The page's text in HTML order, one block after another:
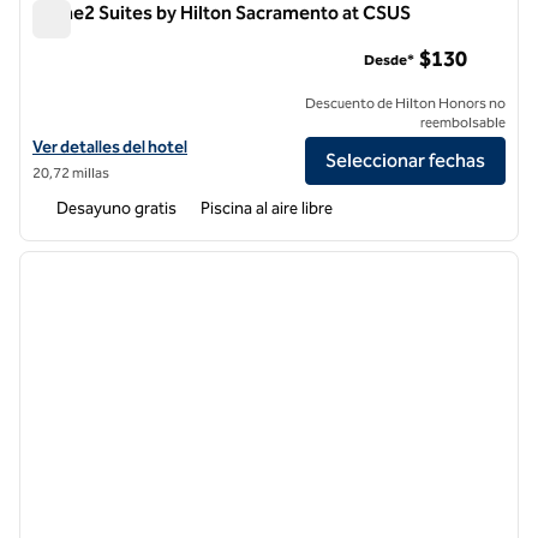
Home2 Suites by Hilton Sacramento at CSUS
Ver detalles del hotel Home2 Suites by Hilton Sacramento at CSUS
Ver detalles del hotel
20,72 millas
Desde* $130
Descuento de Hilton Honors no
reembolsable
Seleccionar fechas
Desayuno gratis Piscina al aire libre
1 de 12